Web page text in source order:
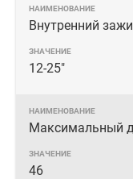
Внутренний
12-25"
Максимальный
46